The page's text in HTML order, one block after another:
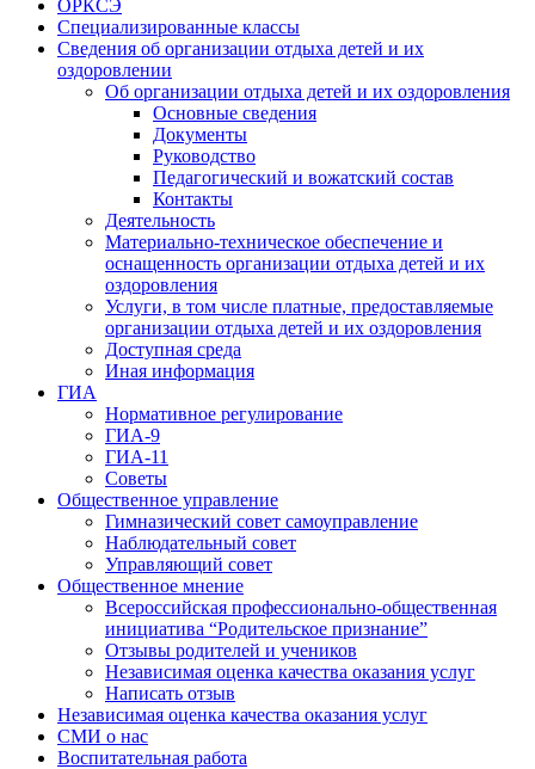
ОРКСЭ
Специализированные классы
Сведения об организации отдыха детей и их
оздоровлении
Об организации отдыха детей и их оздоровления
Основные сведения
Документы
Руководство
Педагогический и вожатский состав
Контакты
Деятельность
Материально-техническое обеспечение и
оснащенность организации отдыха детей и их
оздоровления
Услуги, в том числе платные, предоставляемые
организации отдыха детей и их оздоровления
Доступная среда
Иная информация
ГИА
Нормативное регулирование
ГИА-9
ГИА-11
Советы
Общественное управление
Гимназический совет самоуправление
Наблюдательный совет
Управляющий совет
Общественное мнение
Всероссийская профессионально-общественная
инициатива “Родительское признание”
Отзывы родителей и учеников
Независимая оценка качества оказания услуг
Написать отзыв
Независимая оценка качества оказания услуг
СМИ о нас
Воспитательная работа